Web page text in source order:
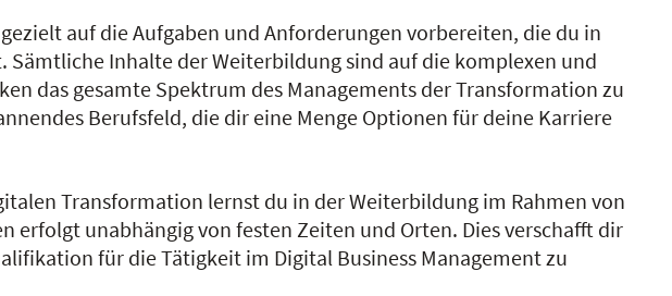
auf die Aufgaben und Anforderungen vorbereiten, die du in
Sämtliche Inhalte der Weiterbildung sind auf die komplexen und
das gesamte Spektrum des Managements der Transformation zu
Berufsfeld, die dir eine Menge Optionen für deine Karriere
Transformation lernst du in der Weiterbildung im Rahmen von
erfolgt unabhängig von festen Zeiten und Orten. Dies verschafft dir
für die Tätigkeit im Digital Business Management zu